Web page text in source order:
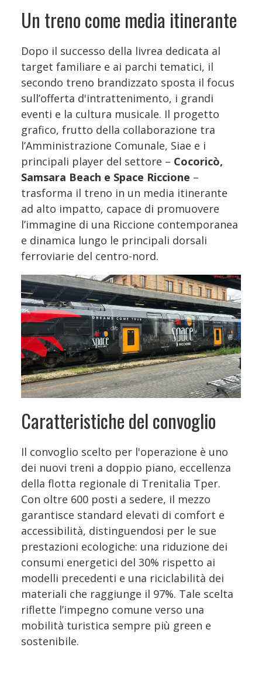
Un treno come media itinerante
Dopo il successo della livrea dedicata al
target familiare e ai parchi tematici, il
secondo treno brandizzato sposta il focus
sull’offerta d'intrattenimento, i grandi
eventi e la cultura musicale. Il progetto
grafico, frutto della collaborazione tra
l’Amministrazione Comunale, Siae e i
principali player del settore – Cocoricò,
Samsara Beach e Space Riccione –
trasforma il treno in un media itinerante
ad alto impatto, capace di promuovere
l’immagine di una Riccione contemporanea
e dinamica lungo le principali dorsali
ferroviarie del centro-nord.
Caratteristiche del convoglio
Il convoglio scelto per l'operazione è uno
dei nuovi treni a doppio piano, eccellenza
della flotta regionale di Trenitalia Tper.
Con oltre 600 posti a sedere, il mezzo
garantisce standard elevati di comfort e
accessibilità, distinguendosi per le sue
prestazioni ecologiche: una riduzione dei
consumi energetici del 30% rispetto ai
modelli precedenti e una riciclabilità dei
materiali che raggiunge il 97%. Tale scelta
riflette l’impegno comune verso una
mobilità turistica sempre più green e
sostenibile.